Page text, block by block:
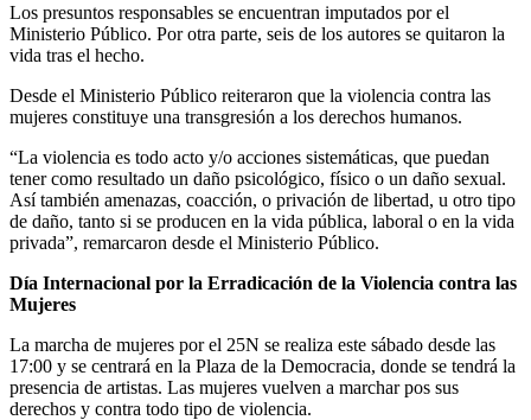
Los presuntos responsables se encuentran imputados por el
Ministerio Público. Por otra parte, seis de los autores se quitaron la
vida tras el hecho.
Desde el Ministerio Público reiteraron que la violencia contra las
mujeres constituye una transgresión a los derechos humanos.
“La violencia es todo acto y/o acciones sistemáticas, que puedan
tener como resultado un daño psicológico, físico o un daño sexual.
Así también amenazas, coacción, o privación de libertad, u otro tipo
de daño, tanto si se producen en la vida pública, laboral o en la vida
privada”, remarcaron desde el Ministerio Público.
Día Internacional por la Erradicación de la Violencia contra las
Mujeres
La marcha de mujeres por el 25N se realiza este sábado desde las
17:00 y se centrará en la Plaza de la Democracia, donde se tendrá la
presencia de artistas. Las mujeres vuelven a marchar pos sus
derechos y contra todo tipo de violencia.